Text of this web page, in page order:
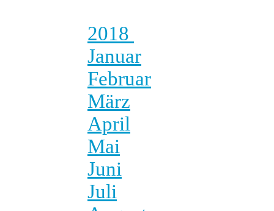
2018
Januar
Februar
März
April
Mai
Juni
Juli